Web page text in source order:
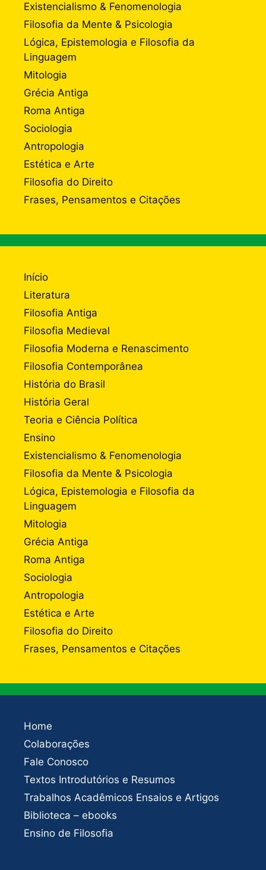
Existencialismo & Fenomenologia
Filosofia da Mente & Psicologia
Lógica, Epistemologia e Filosofia da
Linguagem
Mitologia
Grécia Antiga
Roma Antiga
Sociologia
Antropologia
Estética e Arte
Filosofia do Direito
Frases, Pensamentos e Citações
Início
Literatura
Filosofia Antiga
Filosofia Medieval
Filosofia Moderna e Renascimento
Filosofia Contemporânea
História do Brasil
História Geral
Teoria e Ciência Política
Ensino
Existencialismo & Fenomenologia
Filosofia da Mente & Psicologia
Lógica, Epistemologia e Filosofia da
Linguagem
Mitologia
Grécia Antiga
Roma Antiga
Sociologia
Antropologia
Estética e Arte
Filosofia do Direito
Frases, Pensamentos e Citações
Home
Colaborações
Fale Conosco
Textos Introdutórios e Resumos
Trabalhos Acadêmicos Ensaios e Artigos
Biblioteca – ebooks
Ensino de Filosofia